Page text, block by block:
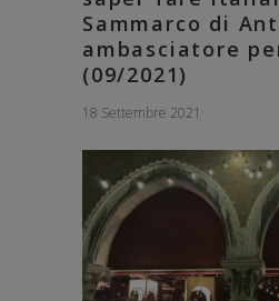
Sammarco di
ambasciatore
(09/2021)
18 Settembre 2021